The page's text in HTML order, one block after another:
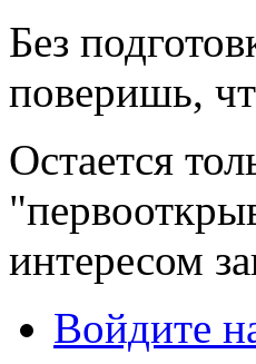
Без
поверишь,
Остается
интересом
Войдите